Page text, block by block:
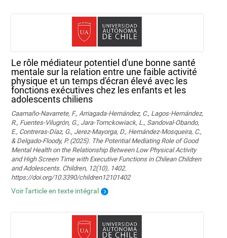
Le rôle médiateur potentiel d'une bonne santé
mentale sur la relation entre une faible activité
physique et un temps d'écran élevé avec les
fonctions exécutives chez les enfants et les
adolescents chiliens
Caamaño-Navarrete, F., Arriagada-Hernández, C., Lagos-Hernández,
R., Fuentes-Vilugrón, G., Jara-Tomckowiack, L., Sandoval-Obando,
E., Contreras-Díaz, G., Jerez-Mayorga, D., Hernández-Mosqueira, C.,
& Delgado-Floody, P. (2025). The Potential Mediating Role of Good
Mental Health on the Relationship Between Low Physical Activity
and High Screen Time with Executive Functions in Chilean Children
and Adolescents. Children, 12(10), 1402.
https://doi.org/10.3390/children12101402
Voir l'article en texte intégral